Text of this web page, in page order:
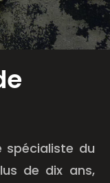
spécialiste du
de dix ans,